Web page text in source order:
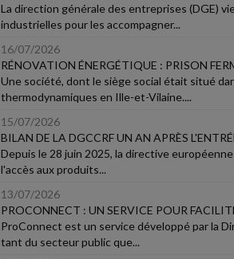
La direction générale des entreprises (DGE)
industrielles pour les accompagner...
16/07/2026
RÉNOVATION ÉNERGÉTIQUE : PRISON
Une société, dont le siège social était situé
thermodynamiques en Ille-et-Vilaine....
15/07/2026
BILAN DE LA DGCCRF UN AN APRÈS
Depuis le 28 juin 2025, la directive
l'accès aux produits...
13/07/2026
PROCONNECT : UN SERVICE POUR
ProConnect est un service développé par la
tant du secteur public que...